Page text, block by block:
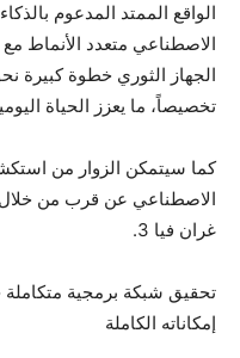
الواقع الممتد المدعوم
الجهاز الثوري خطوة كبيرة
تخصيصاً، ما يعزز الحياة
كما سيتمكن الزوار من
غران فيا 3.
تحقيق شبكة برمجية
إمكاناته الكاملة